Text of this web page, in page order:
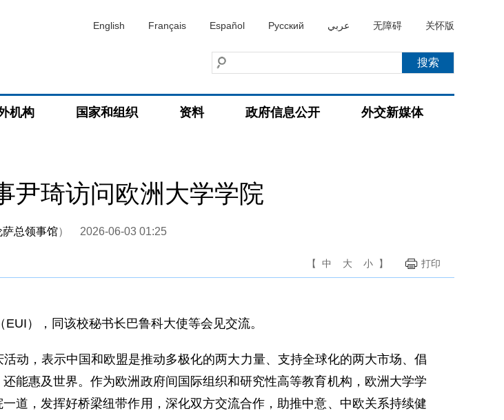
English Français Español Русский عربي 无障碍 关怀版
机构 国家和组织 资料 政府信息公开 外交新媒体
尹琦访问欧洲大学学院
萨总领事馆） 2026-06-03 01:25
【 中 大 小 】 打印
），同该校秘书长巴鲁科大使等会见交流。
动，表示中国和欧盟是推动多极化的两大力量、支持全球化的两大市场、倡
能惠及世界。作为欧洲政府间国际组织和研究性高等教育机构，欧洲大学学
道，发挥好桥梁纽带作用，深化双方交流合作，助推中意、中欧关系持续健